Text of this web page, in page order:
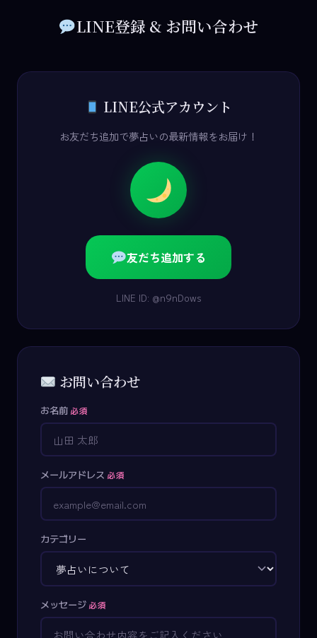
LINE登録 & お問い合わせ
LINE公式アカウント
お友だち追加で夢占いの最新情報をお届け！
友だち追加する
LINE ID: @n9nDows
お問い合わせ
お名前 必須
メールアドレス 必須
カテゴリー
メッセージ 必須